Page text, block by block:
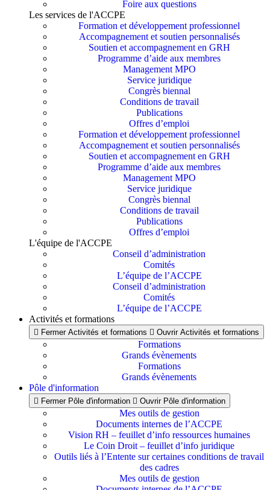
Foire aux questions
Les services de l'ACCPE
Formation et développement professionnel
Accompagnement et soutien personnalisés
Soutien et accompagnement en GRH
Programme d’aide aux membres
Management MPO
Service juridique
Congrès biennal
Conditions de travail
Publications
Offres d’emploi
Formation et développement professionnel
Accompagnement et soutien personnalisés
Soutien et accompagnement en GRH
Programme d’aide aux membres
Management MPO
Service juridique
Congrès biennal
Conditions de travail
Publications
Offres d’emploi
L'équipe de l'ACCPE
Conseil d’administration
Comités
L’équipe de l’ACCPE
Conseil d’administration
Comités
L’équipe de l’ACCPE
Activités et formations
Fermer Activités et formations Ouvrir Activités et formations
Formations
Grands évènements
Formations
Grands évènements
Pôle d'information
Fermer Pôle d'information Ouvrir Pôle d'information
Mes outils de gestion
Documents internes de l’ACCPE
Vision RH – feuillet d’info ressources humaines
Le Coin Droit – feuillet d’info juridique
Outils liés à l’Entente sur certaines conditions de travail
des cadres
Mes outils de gestion